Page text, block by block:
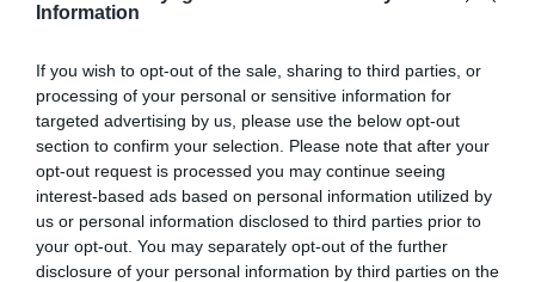
Information
If you wish to opt-out of the sale, sharing to third parties, or
processing of your personal or sensitive information for
targeted advertising by us, please use the below opt-out
section to confirm your selection. Please note that after your
opt-out request is processed you may continue seeing
interest-based ads based on personal information utilized by
us or personal information disclosed to third parties prior to
your opt-out. You may separately opt-out of the further
disclosure of your personal information by third parties on the
Plus d'inspiration
Les 17 choses incontournables à faire à
Madagascar